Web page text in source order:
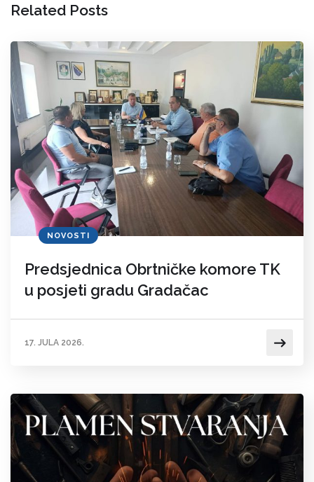
Related Posts
NOVOSTI
Predsjednica Obrtničke komore TK
u posjeti gradu Gradačac
17. JULA 2026.